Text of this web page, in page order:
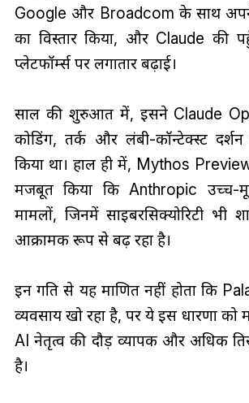
Google और Broadcom के साथ अपने
का विस्तार किया, और Claude की
प्लेटफॉर्म्स पर लगातार बढ़ाई।
साल की शुरुआत में, इसने Claude
कोडिंग, तर्क और लंबी-कॉन्टेक्स्ट
किया था। हाल ही में, Mythos
मजबूत किया कि Anthropic उच्च-
मामलों, जिनमें साइबरसिक्योरिटी भी
आक्रामक रूप से बढ़ रहा है।
इन प्रगति से यह प्रमाणित नहीं होता कि
व्यवसाय खो रहा है, पर ये इस धारणा
AI नेतृत्व की दौड़ व्यापक और अधिक
है।